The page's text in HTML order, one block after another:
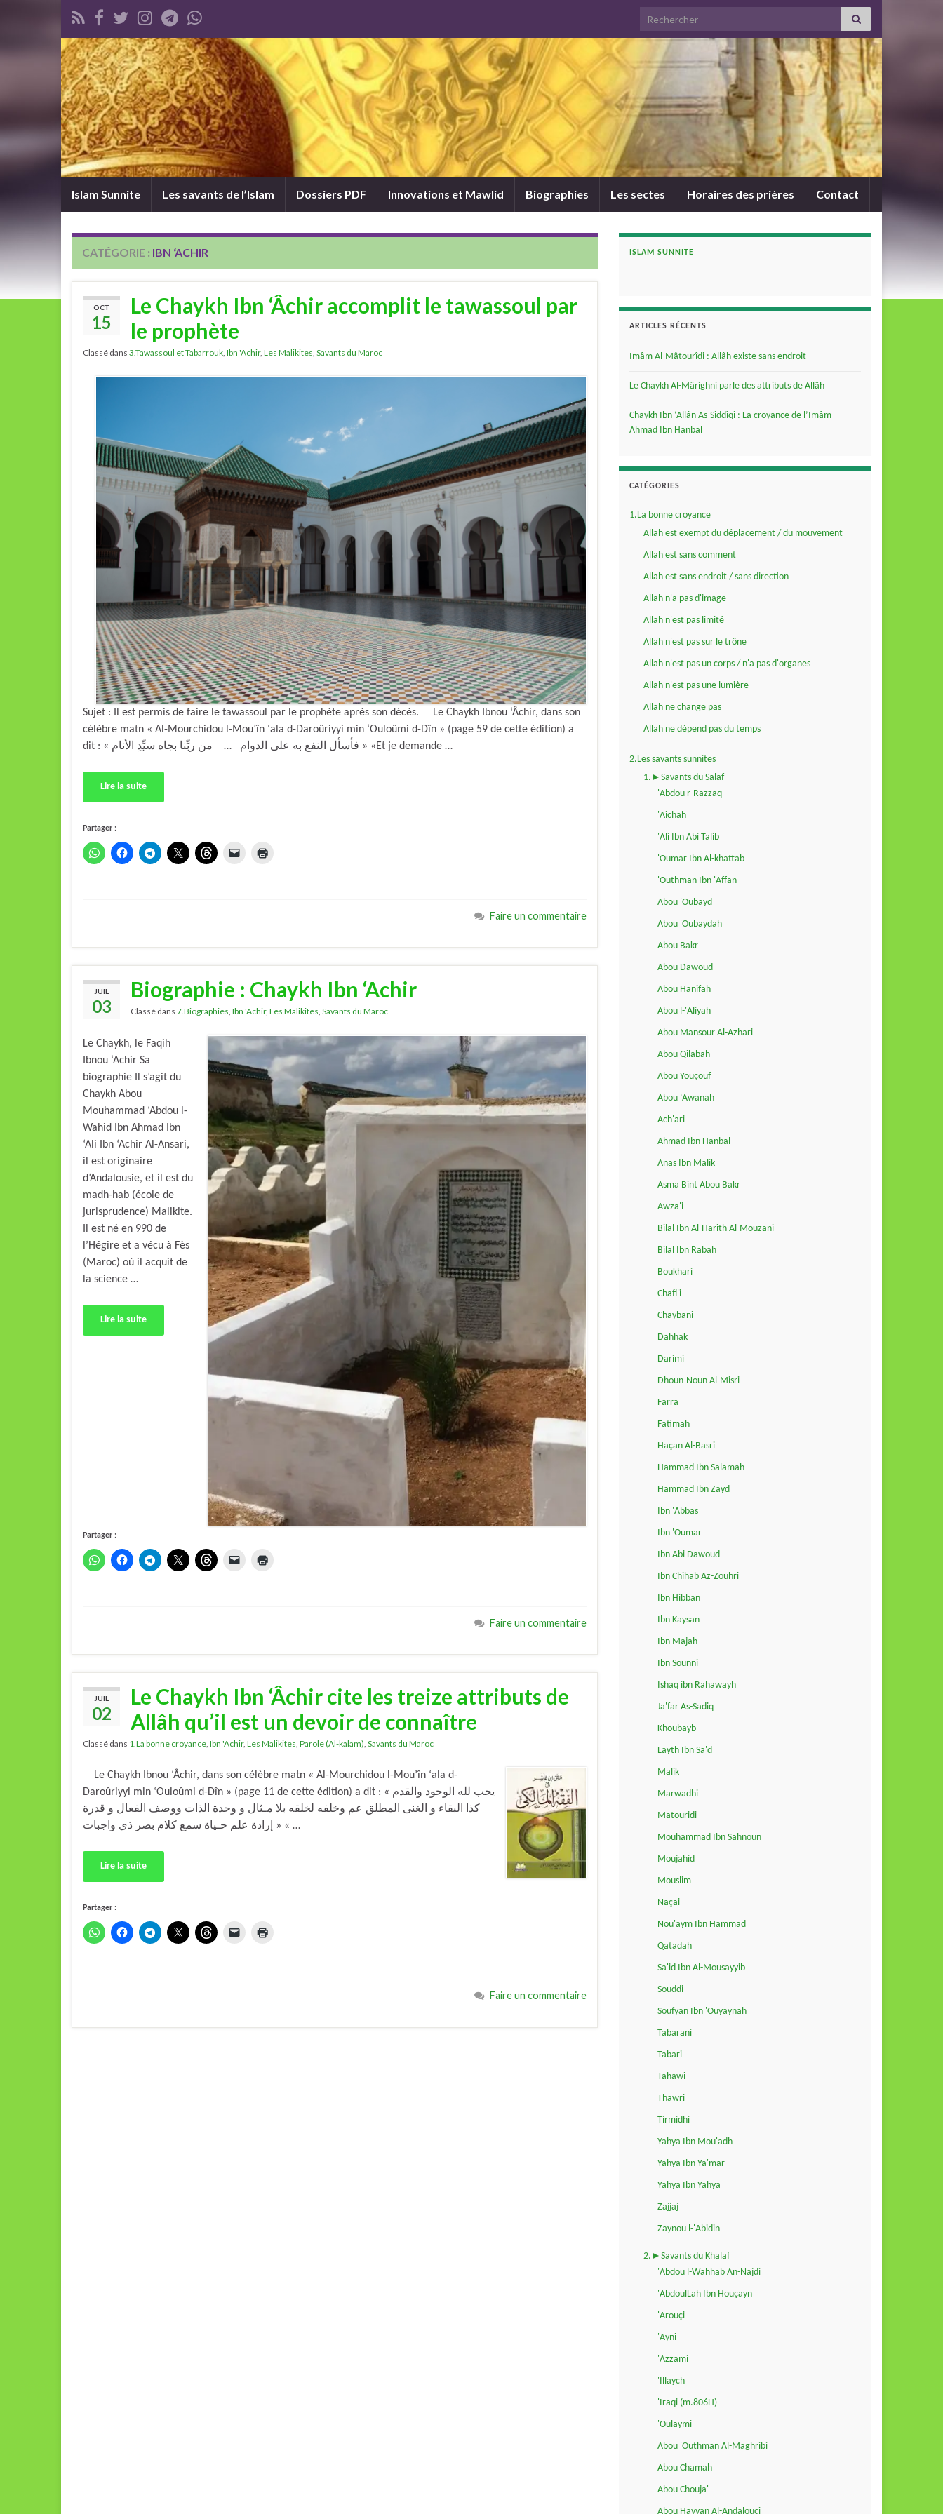
Search for:
Islam Sunnite Les savants de l’Islam Dossiers PDF Innovations et Mawlid Biographies Les sectes Horaires des prières Contact
CATÉGORIE : IBN ‘ACHIR
OCT
15
Le Chaykh Ibn ‘Âchir accomplit le tawassoul par
le prophète
Classé dans 3.Tawassoul et Tabarrouk, Ibn 'Achir, Les Malikites, Savants du Maroc
Sujet : Il est permis de faire le tawassoul par le prophète après son décès. Le Chaykh Ibnou ‘Âchir, dans son
célèbre matn « Al-Mourchidou l-Mou’în ‘ala d-Daroûriyyi min ‘Ouloûmi d-Dîn » (page 59 de cette édition) a
dit : « فأسأل النفع به على الدوام … من ربِّنا بجاه سيِّدِ الأنام » «Et je demande …
Lire la suite
Partager :
Faire un commentaire
JUIL
03
Biographie : Chaykh Ibn ‘Achir
Classé dans 7.Biographies, Ibn 'Achir, Les Malikites, Savants du Maroc
Le Chaykh, le Faqih
Ibnou ‘Achir Sa
biographie Il s’agit du
Chaykh Abou
Mouhammad ‘Abdou l-
Wahid Ibn Ahmad Ibn
‘Ali Ibn ‘Achir Al-Ansari,
il est originaire
d’Andalousie, et il est du
madh-hab (école de
jurisprudence) Malikite.
Il est né en 990 de
l’Hégire et a vécu à Fès
(Maroc) où il acquit de
la science …
Lire la suite
Partager :
Faire un commentaire
JUIL
02
Le Chaykh Ibn ‘Âchir cite les treize attributs de
Allâh qu’il est un devoir de connaître
Classé dans 1.La bonne croyance, Ibn 'Achir, Les Malikites, Parole (Al-kalam), Savants du Maroc
Le Chaykh Ibnou ‘Âchir, dans son célèbre matn « Al-Mourchidou l-Mou’în ‘ala d-
Daroûriyyi min ‘Ouloûmi d-Dîn » (page 11 de cette édition) a dit : « يجب لله الوجود والقدم
كذا البقاء و الغنى المطلق عم وخلفه لخلقه بلا مـثال و وحدة الذات ووصف الفعال و قدرة
إرادة علم حـياة سمع كلام بصر ذي واجبات » « …
Lire la suite
Partager :
Faire un commentaire
ISLAM SUNNITE
ARTICLES RÉCENTS
Imâm Al-Mâtourîdi : Allâh existe sans endroit
Le Chaykh Al-Mârighni parle des attributs de Allâh
Chaykh Ibn ‘Allân As-Siddîqi : La croyance de l’Imâm
Ahmad Ibn Hanbal
CATÉGORIES
1.La bonne croyance
Allah est exempt du déplacement / du mouvement
Allah est sans comment
Allah est sans endroit / sans direction
Allah n'a pas d'image
Allah n'est pas limité
Allah n'est pas sur le trône
Allah n'est pas un corps / n'a pas d'organes
Allah n'est pas une lumière
Allah ne change pas
Allah ne dépend pas du temps
2.Les savants sunnites
1.►Savants du Salaf
'Abdou r-Razzaq
'Aichah
'Ali Ibn Abi Talib
'Oumar Ibn Al-khattab
'Outhman Ibn 'Affan
Abou 'Oubayd
Abou 'Oubaydah
Abou Bakr
Abou Dawoud
Abou Hanifah
Abou l-'Aliyah
Abou Mansour Al-Azhari
Abou Qilabah
Abou Youçouf
Abou ‘Awanah
Ach'ari
Ahmad Ibn Hanbal
Anas Ibn Malik
Asma Bint Abou Bakr
Awza'i
Bilal Ibn Al-Harith Al-Mouzani
Bilal Ibn Rabah
Boukhari
Chafi'i
Chaybani
Dahhak
Darimi
Dhoun-Noun Al-Misri
Farra
Fatimah
Haçan Al-Basri
Hammad Ibn Salamah
Hammad Ibn Zayd
Ibn 'Abbas
Ibn 'Oumar
Ibn Abi Dawoud
Ibn Chihab Az-Zouhri
Ibn Hibban
Ibn Kaysan
Ibn Majah
Ibn Sounni
Ishaq ibn Rahawayh
Ja'far As-Sadiq
Khoubayb
Layth Ibn Sa'd
Malik
Marwadhi
Matouridi
Mouhammad Ibn Sahnoun
Moujahid
Mouslim
Naçai
Nou'aym Ibn Hammad
Qatadah
Sa'id Ibn Al-Mousayyib
Souddi
Soufyan Ibn 'Ouyaynah
Tabarani
Tabari
Tahawi
Thawri
Tirmidhi
Yahya Ibn Mou'adh
Yahya Ibn Ya'mar
Yahya Ibn Yahya
Zajjaj
Zaynou l-'Abidin
2.►Savants du Khalaf
'Abdou l-Wahhab An-Najdi
'AbdoulLah Ibn Houçayn
'Arouçi
'Ayni
'Azzami
'Illaych
'Iraqi (m.806H)
'Oulaymi
Abou 'Outhman Al-Maghribi
Abou Chamah
Abou Chouja'
Abou Hayyan Al-Andalouçi